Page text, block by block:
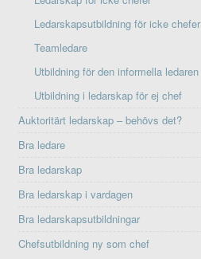
Ledarskapsutbildning för icke chefer
Teamledare
Utbildning för den informella ledaren
Utbildning i ledarskap för ej chef
Auktoritärt ledarskap – behövs det?
Bra ledare
Bra ledarskap
Bra ledarskap i vardagen
Bra ledarskapsutbildningar
Chefsutbildning ny som chef